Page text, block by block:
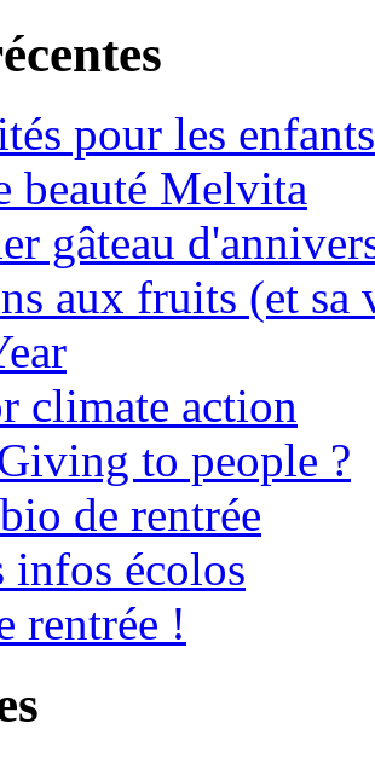
pour les
beauté Melvita
gâteau
aux fruits (et sa
climate action
to people ?
de rentrée
infos écolos
rentrée !